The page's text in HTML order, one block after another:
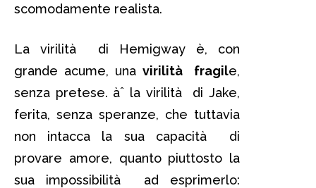
scomodamente realista.
La virilità di Hemigway è, con
grande acume, una virilità fragile,
senza pretese. àˆ la virilità di Jake,
ferita, senza speranze, che tuttavia
non intacca la sua capacità di
provare amore, quanto piuttosto la
sua impossibilità ad esprimerlo: